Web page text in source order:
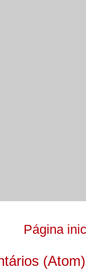
Página
(Atom)